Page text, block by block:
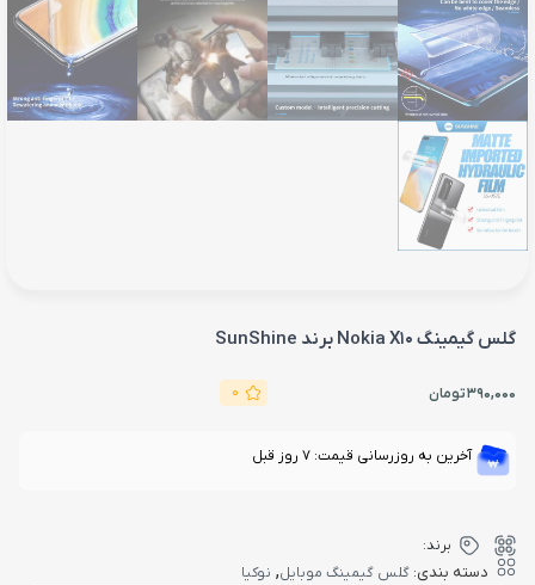
گلس گیمینگ Nokia X10 برند SunShine
390,000تومان 0
آخرین به روزرسانی قیمت: 7 روز قبل
برند:
دسته بندی: گلس گیمینگ موبایل, نوکیا